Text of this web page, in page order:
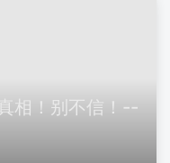
相！别不信！--